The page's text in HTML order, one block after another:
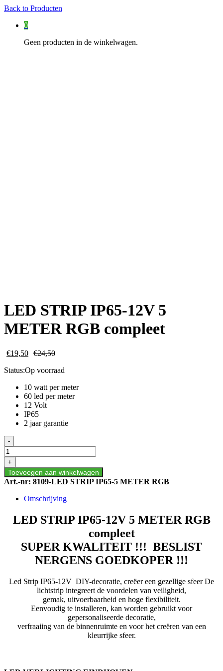
Back to Producten
0
Geen producten in de winkelwagen.
LED STRIP IP65-12V 5
METER RGB compleet
€19,50 €24,50
Status:Op voorraad
10 watt per meter
60 led per meter
12 Volt
IP65
2 jaar garantie
LED
STRIP
IP65-
12V
5
METER
compleet
-
+
Toevoegen aan winkelwagen
Art.-nr: 8109-LED STRIP IP65-5 METER RGB
Omschrijving
LED STRIP IP65-12V 5 METER RGB
compleet
SUPER KWALITEIT !!! BESLIST
NERGENS GOEDKOPER !!!
Led Strip IP65-12V DIY-decoratie, creëer een gezellige sfeerDe
lichtstrip integreert de voordelen van veiligheid,
gemak, uitvoerbaarheid en hoge flexibiliteit.
Eenvoudig te installeren, kan worden gebruikt voor
gepersonaliseerde decoratie,
verfraaiing van de binnenruimte en voor het creëren van een
kleurrijke sfeer.